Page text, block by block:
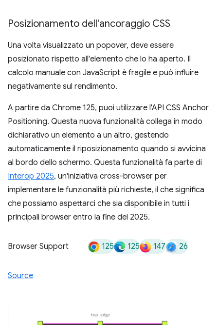
Posizionamento dell'ancoraggio CSS
Una volta visualizzato un popover, deve essere
posizionato rispetto all'elemento che lo ha aperto. Il
calcolo manuale con JavaScript è fragile e può influire
negativamente sul rendimento.
A partire da Chrome 125, puoi utilizzare l'API CSS Anchor
Positioning. Questa nuova funzionalità collega in modo
dichiarativo un elemento a un altro, gestendo
automaticamente il riposizionamento quando si avvicina
al bordo dello schermo. Questa funzionalità fa parte di
Interop 2025, un'iniziativa cross-browser per
implementare le funzionalità più richieste, il che significa
che possiamo aspettarci che sia disponibile in tutti i
principali browser entro la fine del 2025.
Browser Support 125 125 147 26
Source